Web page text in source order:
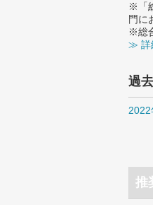
※「
門に
※総
≫ 詳
過
2022
推